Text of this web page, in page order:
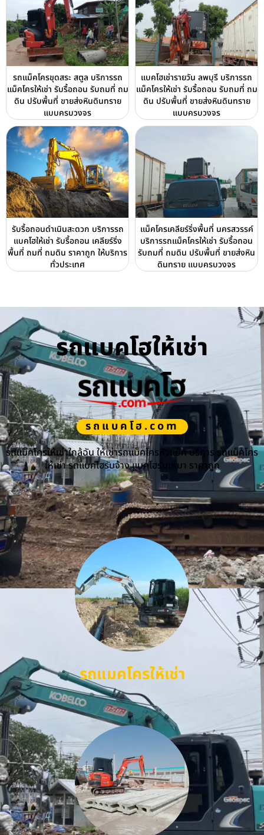
รถแม็คโครขุดสระ สตูล บริการรถ
แม็คโครให้เช่า รับรื้อถอน รับถมที่ ถม
ดิน ปรับพื้นที่ ขายส่งหินดินทราย
แบบครบวงจร
แบคโฮเช่ารายวัน ลพบุรี บริการรถ
แม็คโครให้เช่า รับรื้อถอน รับถมที่ ถม
ดิน ปรับพื้นที่ ขายส่งหินดินทราย
แบบครบวงจร
รับรื้อถอนดำเนินสะดวก บริการรถ
แบคโฮให้เช่า รับรื้อถอน เคลียร์ริ่ง
พื้นที่ ถมที่ ถมดิน ราคาถูก ให้บริการ
ทั่วประเทศ
แม็คโครเคลียร์ริ่งพื้นที่ นครสวรรค์
บริการรถแม็คโครให้เช่า รับรื้อถอน
รับถมที่ ถมดิน ปรับพื้นที่ ขายส่งหิน
ดินทราย แบบครบวงจร
รถแบคโฮให้เช่า
รถแบคโฮ.com
รถแม็คโครให้เช่าใกล้ฉัน ให้เช่ารถแม็คโครหัวแย็ก บริการ รถแม็คโคร
ให้เช่า รถแบคโฮรับจ้าง แบคโฮรับเหมา ราคาถูก
รถแมคโครให้เช่า